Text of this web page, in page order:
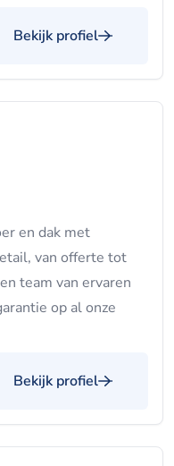
Bekijk profiel
en dak met
van offerte tot
team van ervaren
op al onze
Bekijk profiel